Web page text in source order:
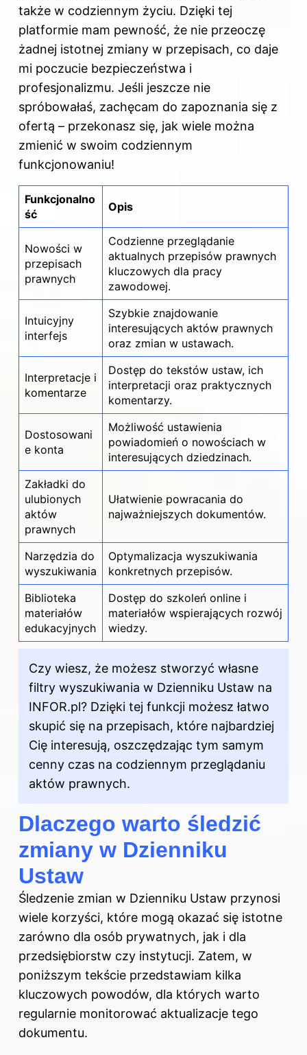
także w codziennym życiu. Dzięki tej
platformie mam pewność, że nie przeoczę
żadnej istotnej zmiany w przepisach, co daje
mi poczucie bezpieczeństwa i
profesjonalizmu. Jeśli jeszcze nie
spróbowałaś, zachęcam do zapoznania się z
ofertą – przekonasz się, jak wiele można
zmienić w swoim codziennym
funkcjonowaniu!
Funkcjonalno
ść
Opis
Nowości w
przepisach
prawnych
Codzienne przeglądanie
aktualnych przepisów prawnych
kluczowych dla pracy
zawodowej.
Intuicyjny
interfejs
Szybkie znajdowanie
interesujących aktów prawnych
oraz zmian w ustawach.
Interpretacje i
komentarze
Dostęp do tekstów ustaw, ich
interpretacji oraz praktycznych
komentarzy.
Dostosowani
e konta
Możliwość ustawienia
powiadomień o nowościach w
interesujących dziedzinach.
Zakładki do
ulubionych
aktów
prawnych
Ułatwienie powracania do
najważniejszych dokumentów.
Narzędzia do
wyszukiwania
Optymalizacja wyszukiwania
konkretnych przepisów.
Biblioteka
materiałów
edukacyjnych
Dostęp do szkoleń online i
materiałów wspierających rozwój
wiedzy.
Czy wiesz, że możesz stworzyć własne
filtry wyszukiwania w Dzienniku Ustaw na
INFOR.pl? Dzięki tej funkcji możesz łatwo
skupić się na przepisach, które najbardziej
Cię interesują, oszczędzając tym samym
cenny czas na codziennym przeglądaniu
aktów prawnych.
Dlaczego warto śledzić
zmiany w Dzienniku
Ustaw
Śledzenie zmian w Dzienniku Ustaw przynosi
wiele korzyści, które mogą okazać się istotne
zarówno dla osób prywatnych, jak i dla
przedsiębiorstw czy instytucji. Zatem, w
poniższym tekście przedstawiam kilka
kluczowych powodów, dla których warto
regularnie monitorować aktualizacje tego
dokumentu.